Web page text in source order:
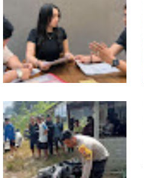
13 Jam Berjuang, Polsek
Toba dan Warga Berhasil
Jinakkan Karhutla 7 Hektare
di Desa Bagan Asam
Diduga Jadi Korban
Penyebaran Foto Pribadi
dan Dicemarkan di TikTok,
AF Lapor ke Polda Sumut